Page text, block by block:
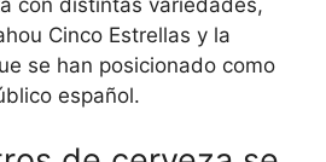
Cinco Estrellas y la
se han posicionado como
español.